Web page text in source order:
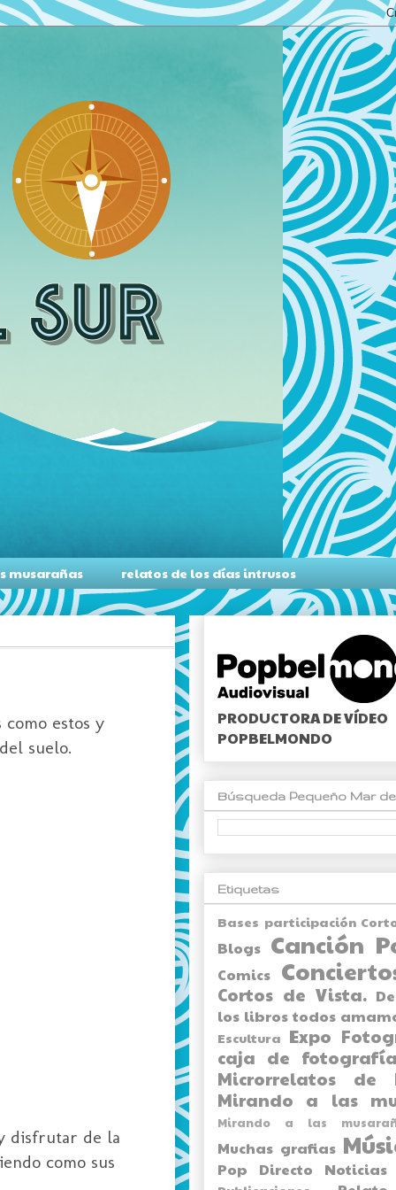
musarañas relatos de los días intrusos
como estos y
suelo.
disfrutar de la
como sus
PRODUCTORA DE VÍDEO
POPBELMONDO
Búsqueda Pequeño Mar
Etiquetas
Bases participación
Blogs Canción
Comics
Cortos de Vista.
los libros todos
Escultura Expo
caja de
Microrrelatos de
Mirando a las
Mirando a las
Muchas grafias
Pop Directo Noticias